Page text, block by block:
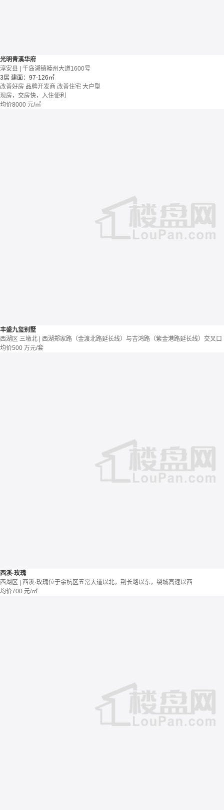
光明青溪华府
淳安县 | 千岛湖镇睦州大道1600号
3居 建面：97-126㎡
改善好房 品牌开发商 改善住宅 大户型
现房，交房快，入住便利
均价8000 元/㎡
丰盛九玺别墅
西湖区 三墩北 | 西湖郑家路（金渡北路延长线）与吉鸿路（紫金港路延长线）交叉口
均价500 万元/套
西溪·玫瑰
西湖区 | 西溪·玫瑰位于余杭区五常大道以北，荆长路以东，绕城高速以西
均价700 元/㎡